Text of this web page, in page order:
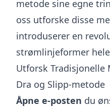
metode sine egne
oss utforske disse
introduserer en
strømlinjeformer
Utforsk Tradisjonelle
Dra og Slipp-metode
Åpne e-posten du